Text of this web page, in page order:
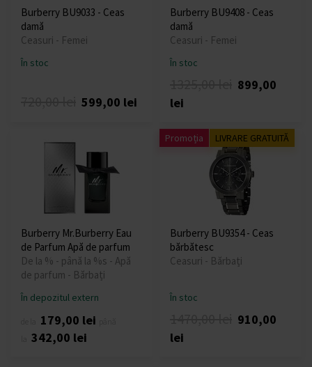
Burberry BU9033 - Ceas
damă
Ceasuri - Femei
În stoc
599,00 lei
Burberry BU9408 - Ceas
damă
Ceasuri - Femei
În stoc
899,00
lei
Burberry Mr.Burberry Eau
de Parfum Apă de parfum
De la % - până la %s - Apă
de parfum - Bărbați
În depozitul extern
179,00 lei
342,00 lei
Promoția LIVRARE GRATUITĂ
Burberry BU9354 - Ceas
bărbătesc
Ceasuri - Bărbați
În stoc
910,00
lei